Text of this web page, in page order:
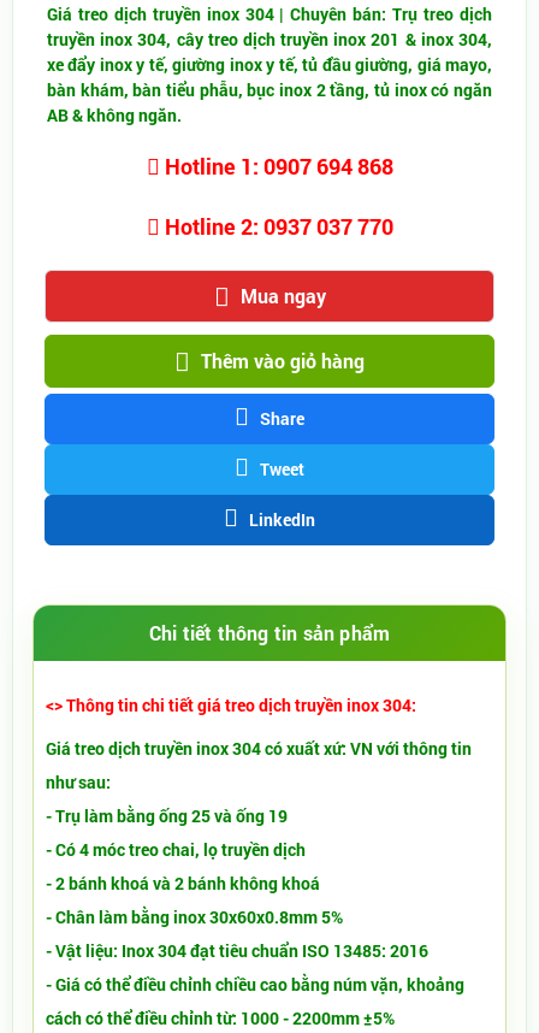
Giá treo dịch truyền inox 304 | Chuyên bán: Trụ treo dịch
truyền inox 304, cây treo dịch truyền inox 201 & inox 304,
xe đẩy inox y tế, giường inox y tế, tủ đầu giường, giá mayo,
bàn khám, bàn tiểu phẫu, bục inox 2 tầng, tủ inox có ngăn
AB & không ngăn.
Hotline 1: 0907 694 868
Hotline 2: 0937 037 770
Mua ngay
Thêm vào giỏ hàng
Share
Tweet
LinkedIn
Chi tiết thông tin sản phẩm
<> Thông tin chi tiết giá treo dịch truyền inox 304:
Giá treo dịch truyền inox 304 có xuất xứ: VN với thông tin
như sau:
- Trụ làm bằng ống 25 và ống 19
- Có 4 móc treo chai, lọ truyền dịch
- 2 bánh khoá và 2 bánh không khoá
- Chân làm bằng inox 30x60x0.8mm 5%
- Vật liệu: Inox 304 đạt tiêu chuẩn ISO 13485: 2016
- Giá có thể điều chỉnh chiều cao bằng núm vặn, khoảng
cách có thể điều chỉnh từ: 1000 - 2200mm ±5%